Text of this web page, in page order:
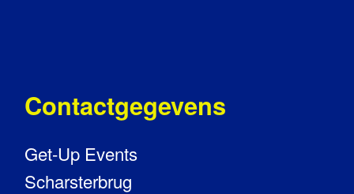
Contactgegevens
Get-Up Events
Scharsterbrug